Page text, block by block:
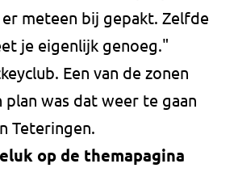
meteen bij gepakt. Zelfde
je eigenlijk genoeg."
Een van de zonen
was dat weer te gaan
Teteringen.
op de themapagina